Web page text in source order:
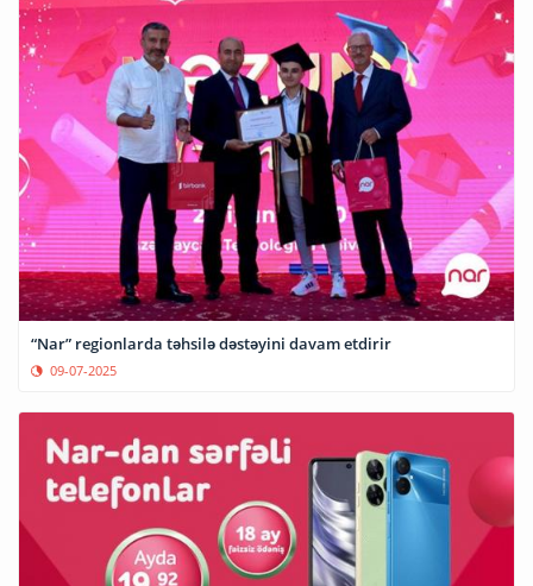
“Nar” regionlarda təhsilə dəstəyini davam etdirir
09-07-2025